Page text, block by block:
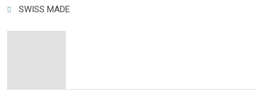
SWISS MADE